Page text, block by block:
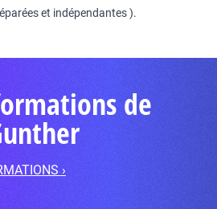
et indépendantes ).
de
›